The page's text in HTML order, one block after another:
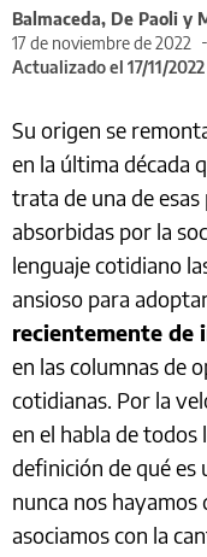
Balmaceda, De Paoli y
17 de noviembre de 2022
Actualizado el 17/11/2022
Su origen se
en la última década
trata de una de
absorbidas por la
lenguaje cotidiano
ansioso para
recientemente de
en las columnas de
cotidianas. Por la
en el habla de todos
definición de qué es
nunca nos hayamos
asociamos con la